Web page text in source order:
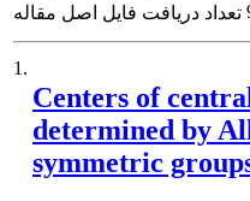
تعداد دریافت فایل اصل مقاله
1.
Centers of
determined by
symmetric